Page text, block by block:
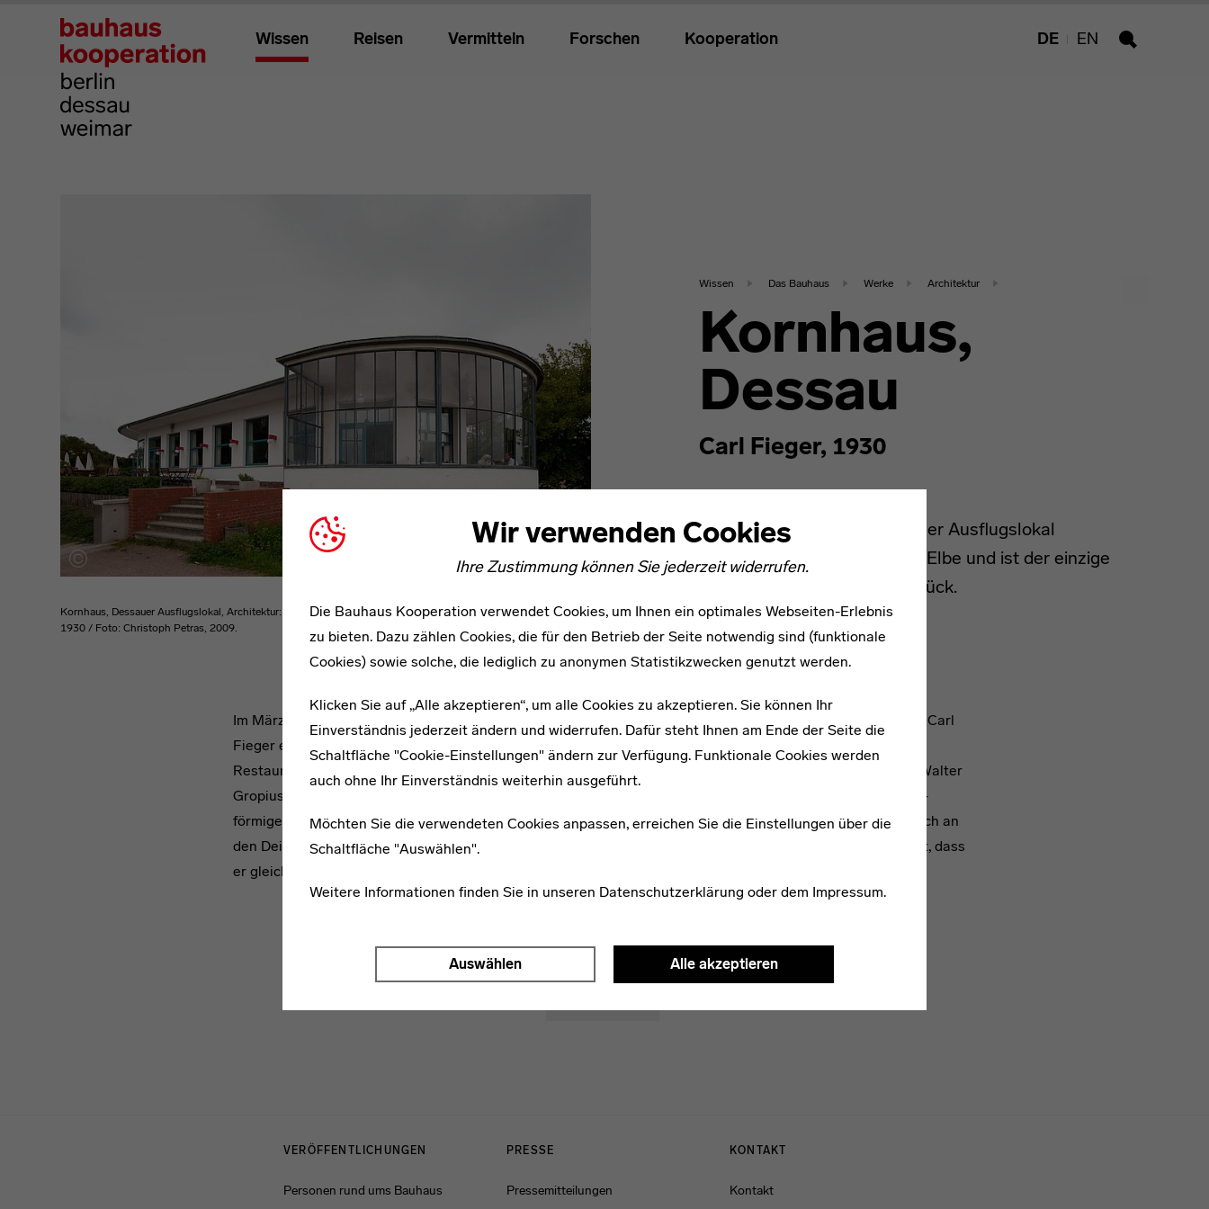
Wir verwenden Cookies
Ihre Zustimmung können Sie jederzeit widerrufen.
Die Bauhaus Kooperation verwendet Cookies, um Ihnen ein optimales Webseiten-Erlebnis
zu bieten. Dazu zählen Cookies, die für den Betrieb der Seite notwendig sind (funktionale
Cookies) sowie solche, die lediglich zu anonymen Statistikzwecken genutzt werden.
Klicken Sie auf „Alle akzeptieren“, um alle Cookies zu akzeptieren. Sie können Ihr
Einverständnis jederzeit ändern und widerrufen. Dafür steht Ihnen am Ende der Seite die
Schaltfläche "Cookie-Einstellungen" ändern zur Verfügung. Funktionale Cookies werden
auch ohne Ihr Einverständnis weiterhin ausgeführt.
Möchten Sie die verwendeten Cookies anpassen, erreichen Sie die Einstellungen über die
Schaltfläche "Auswählen".
Weitere Informationen finden Sie in unseren Datenschutzerklärung oder dem Impressum.
Auswählen Alle akzeptieren
Wissen Reisen Vermitteln Forschen Kooperation DE EN
Wissen Das Bauhaus Werke Architektur
Kornhaus,
Dessau
Carl Fieger, 1930
Das Kornhaus ist ein Dessauer Ausflugslokal
besonderer Güte. Es liegt direkt an der Elbe und ist der einzige
Bauhausbau auf einem Wassergrundstück.
Kornhaus, Dessauer Ausflugslokal, Architektur: Carl Fieger,
1930 / Foto: Christoph Petras, 2009.
headline
Im März 1929 schrieb die Dessauer Stadtverwaltung einen Wettbewerb für ortsansässige Architekten aus. Carl
Fieger erhielt vor Hannes Meyer und der Bauabteilung des Bauhauses den Zuschlag für ein Gebäude, das
Restaurant, Tanzdiele und Stehbierhalle in einem sein sollte. Fieger, der seit 1921 im Architekturbüro von Walter
Gropius arbeitete und seit 1928 verantwortlich für dessen Zeichnungen und Entwürfe war, entwarf einen L-
förmigen Grundriss, der ein Dampfermotiv zu zitieren scheint. Ein zweigeschossiger Quader, der sich förmlich an
den Deich schmiegt, wurde mit einem halbrunden, verglasten Wintergarten verbunden, der so weit vorkragt, dass
er gleichsam zu schweben beginnt.
VERÖFFENTLICHUNGEN
Personen rund ums Bauhaus
PRESSE
Pressemitteilungen
KONTAKT
Kontakt